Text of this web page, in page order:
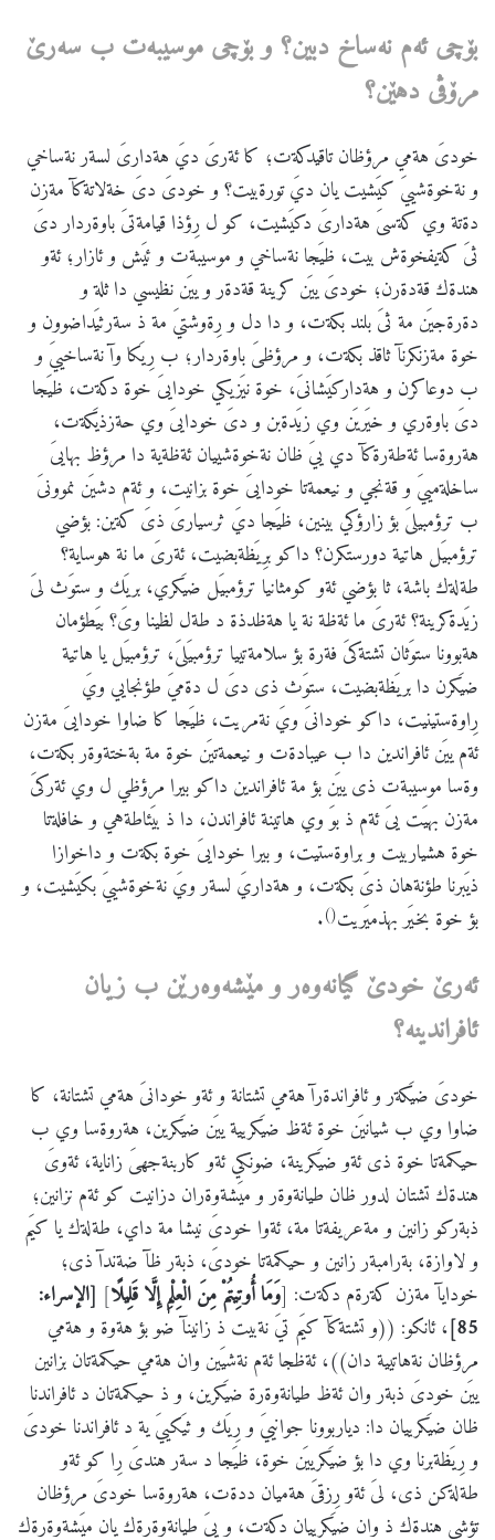
بۆچیئهمنهساخ دبین؟ وبۆچیموسیبهتب سهرێ
مرۆڤی دهێن؟
خودىَ هةمي مرؤظان تاقيدكةت؛ كا ئةرىَ ديَ هةدارىَ لسةر نةساخي
و نةخوةشييَ كيَشيت يان ديَ تورةبيت؟ و خودىَ دىَ خةلاتةكآ مةزن
دةتة وي كةسىَ هةدارىَ دكيَشيت، كو ل رِؤذا قيامةتىَ باوةردار دىَ
ثىَ كةيفخوةش بيت، ظيَجا نةساخي و موسيبةت و ئيَش و ئازار؛ ئةو
هندةك قةدةرن؛ خودىَ ييَن كرينة قةدةر و ييَن نظيسي دا ثلة و
دةرةجيَن مة ثىَ بلند بكةت، و دا دل و رِةوشتيَ مة ذ سةرثيَداضوون و
خوة مةزنكرنآ ثاقذ بكةت، و مرؤظىَ باوةردار؛ ب رِيَكا وآ نةساخييَ و
ب دوعاكرن و هةداركيَشانىَ، خوة نيَزيكي خودايىَ خوة دكةت، ظيَجا
دىَ باوةري و خيَريَن وي زيَدةبن و دىَ خودايىَ وي حةزذيَكةت،
هةروةسا ئةطةرةكآ دي ييَ ظان نةخوةشييان ئةظةية دا مرؤظ بهايىَ
ساخلةمييَ و قةنجي و نيعمةتا خودايىَ خوة بزانيت، و ئةم دشيَن نموونىَ
ب ترؤمبيلىَ بؤ زارؤكي بينين، ظيَجا ديَ ثرسيارىَ ذىَ كةين: بؤضي
ترؤمبيَل هاتية دورستكرن؟ داكو برِيَظةبضيت، ئةرىَ ما نة هوساية؟
طةلةك باشة، ثا بؤضي ئةو كومثانيا ترؤمبيَل ضيَكري، بريَك و ستوَث لىَ
زيَدةكرينة؟ ئةرىَ ما ئةظة نة يا هةظدذة د طةل لظينا وىَ؟ بيَطؤمان
هةبوونا ستوَثان تشتةكىَ فةرة بؤ سلامةتييا ترؤمبيَلىَ، ترؤمبيَل يا هاتية
ضيَكرن دا بريَظةبضيت، ستوَث ذى دىَ ل دةميَ طؤنجايي ويَ
رِاوةستينيت، داكو خودانىَ ويَ نةمريت، ظيَجا كا ضاوا خودايىَ مةزن
ئةم ييَن ئافراندين دا ب عيبادةت و نيعمةتيَن خوة مة بةختةوةر بكةت،
وةسا موسيبةت ذى ييَن بؤ مة ئافراندين داكو بيرا مرؤظي ل وي ئةركىَ
مةزن بهيَت يىَ ئةم ذ بوَ وي هاتينة ئافراندن، دا ذ بيَئاطةهي و خافلةتا
خوة هشياربيت و براوةستيت، و بيرا خودايىَ خوة بكةت و داخوازا
ذيَبرنا طؤنةهان ذىَ بكةت، و هةداريَ لسةر ويَ نةخوةشييَ بكيَشيت، و
بؤ خوة بخيَر بهذميَريت()
.
ئهرێ خودێگیانهوهرومێشهوهرێنب زیان
ئافراندینه؟
خودىَ ضيَكةر و ئافراندةرآ هةمي تشتانة و ئةو خودانىَ هةمي تشتانة، كا
ضاوا وي ب شيانيَن خوة ئةظ ضيَكريية ييَن ضيَكرين، هةروةسا وي ب
حيكمةتا خوة ذى ئةو ضيَكرينة، ضونكي ئةو كاربنةجهىَ زاناية، ئةوىَ
هندةك تشتان لدور ظان طيانةوةر و ميَشةوةران دزانيت كو ئةم نزانين؛
ذبةركو زانين و مةعريفةتا مة، ئةوا خودىَ نيشا مة داي، طةلةك يا كيَم
و لاوازة، بةرامبةر زانين و حيكمةتا خودىَ، ذبةر ظآ ضةندآ ذى؛
خودايآ مةزن كةرةم دكةت: [وَمَا أُوتِيتُمْ مِنَ الْعِلْمِ إِلَّا قَلِيلًا] [الإسراء:
85] ، ئانكو: ((و تشتةكآ كيَم تيَ نةبيت ذ زانينآ ضو بؤ هةوة و هةمي
مرؤظان نةهاتيية دان))، ئةظجا ئةم نةشيَين وان هةمي حيكمةتان بزانين
ييَن خودىَ ذبةر وان ئةظ طيانةوةرة ضيَكرين، و ذ حيكمةتان د ئافراندنا
ظان ضيَكرييان دا: دياربوونا جوانييَ و رِيَك و ثيَكييَ ية د ئافراندنا خودىَ
و رِيَظةبرنا وي دا بؤ ضيَكرييَن خوة، ظيَجا د سةر هندىَ رِا كو ئةو
طةلةكن ذى، لىَ ئةو رِزقىَ هةميان ددةت، هةروةسا خودىَ مرؤظان
تؤشي هندةك ذ وان ضيَكرييان دكةت، و يىَ طيانةوةرةك يان ميَشةوةرةك